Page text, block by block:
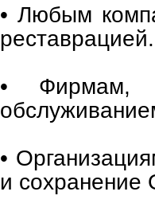
• Любым
реставрацией.
• Фирмам,
•
и сохранение